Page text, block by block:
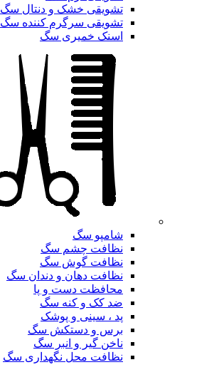
تشویقی خشک و دنتال سگ
تشویقی سرگرم کننده سگ
اسنک خمیری سگ
شامپو سگ
نظافت چشم سگ
نظافت گوش سگ
نظافت دهان و دندان سگ
محافظت دست و پا
ضد کک و کنه سگ
پد ، سینی و پوشک
برس و دستکش سگ
ناخن گیر و انبر سگ
نظافت محل نگهداری سگ